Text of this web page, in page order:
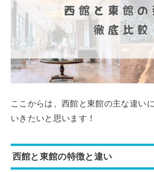
ここからは、西館と東館の主な違い
いきたいと思います！
西館と東館の特徴と違い